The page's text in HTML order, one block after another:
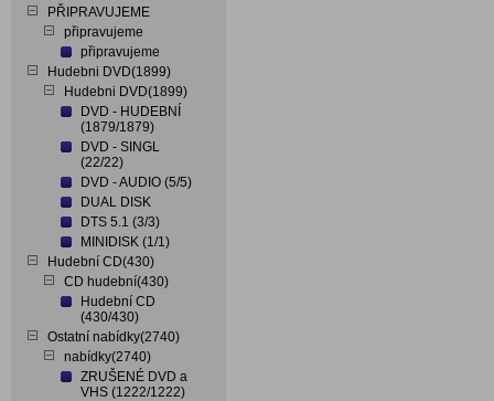
PŘIPRAVUJEME
připravujeme
připravujeme
Hudebni DVD(1899)
Hudebni DVD(1899)
DVD - HUDEBNÍ
(1879/1879)
DVD - SINGL
(22/22)
DVD - AUDIO (5/5)
DUAL DISK
DTS 5.1 (3/3)
MINIDISK (1/1)
Hudební CD(430)
CD hudební(430)
Hudební CD
(430/430)
Ostatní nabídky(2740)
nabídky(2740)
ZRUŠENÉ DVD a
VHS (1222/1222)